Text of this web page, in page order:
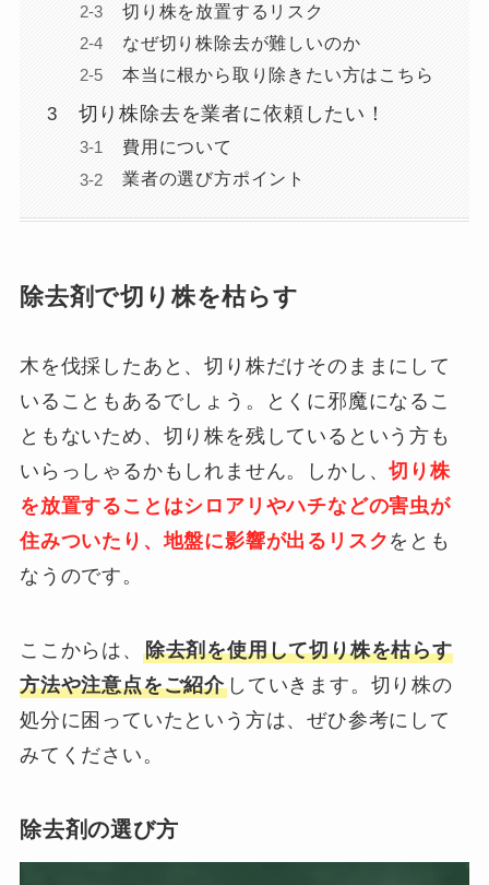
切り株を放置するリスク
なぜ切り株除去が難しいのか
本当に根から取り除きたい方はこちら
切り株除去を業者に依頼したい！
費用について
業者の選び方ポイント
除去剤で切り株を枯らす
木を伐採したあと、切り株だけそのままにして
いることもあるでしょう。とくに邪魔になるこ
ともないため、切り株を残しているという方も
いらっしゃるかもしれません。しかし、切り株
を放置することはシロアリやハチなどの害虫が
住みついたり、地盤に影響が出るリスク をとも
なうのです。
ここからは、 除去剤を使用して切り株を枯らす
方法や注意点をご紹介していきます。切り株の
処分に困っていたという方は、ぜひ参考にして
みてください。
除去剤の選び方